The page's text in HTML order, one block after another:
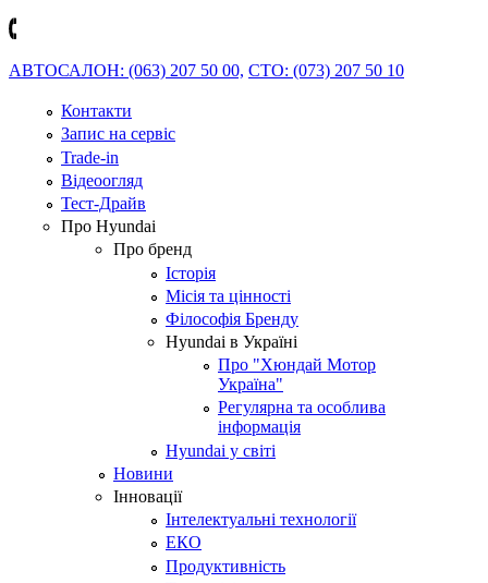
АВТОСАЛОН: (063) 207 50 00, СТО: (073) 207 50 10
Контакти
Запис на сервіс
Trade-in
Відеоогляд
Тест-Драйв
Про Hyundai
Про бренд
Історія
Місія та цінності
Філософія Бренду
Hyundai в Україні
Про "Хюндай Мотор
Україна"
Регулярна та особлива
інформація
Hyundai у світі
Новини
Інновації
Інтелектуальні технології
ЕКО
Продуктивність